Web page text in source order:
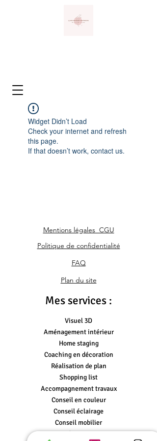
Widget Didn’t Load
Check your internet and refresh
this page.
If that doesn’t work, contact us.
Mentions légales CGU
Politique de confidentialité
FAQ
Plan du site
Mes services :
Visuel 3D
Aménagement intérieur
Home staging
Coaching en décoration
Réalisation de plan
Shopping list
Accompagnement travaux
Conseil en couleur
Conseil éclairage
Conseil mobilier
Conseil accessoires